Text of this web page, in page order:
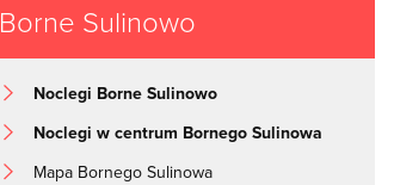
Borne Sulinowo
Noclegi Borne Sulinowo
Noclegi w centrum Bornego Sulinowa
Mapa Bornego Sulinowa